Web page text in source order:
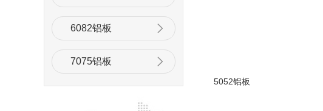
6082铝板
7075铝板
5052铝板